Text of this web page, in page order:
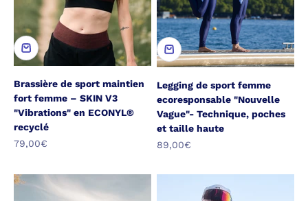
Brassière de sport maintien
fort femme – SKIN V3
"Vibrations" en ECONYL®
recyclé
Prix de vente
79,00€
Legging de sport femme
ecoresponsable "Nouvelle
Vague"- Technique, poches
et taille haute
Prix de vente
89,00€